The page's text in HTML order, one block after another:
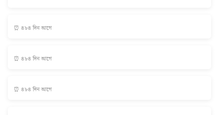
⏰ ৪৮৪ দিন আগে
⏰ ৪৮৪ দিন আগে
⏰ ৪৮৪ দিন আগে